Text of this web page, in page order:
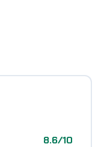
8.6/10